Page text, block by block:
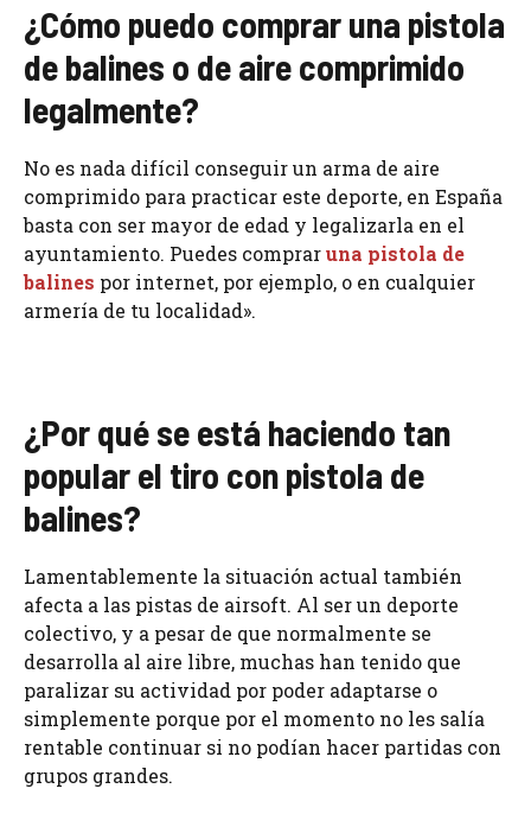
¿Cómo puedo comprar una pistola
de balines o de aire comprimido
legalmente?
No es nada difícil conseguir un arma de aire
comprimido para practicar este deporte, en España
basta con ser mayor de edad y legalizarla en el
ayuntamiento. Puedes compraruna pistola de
balines por internet, por ejemplo, o en cualquier
armería de tu localidad».
¿Por qué se está haciendo tan
popular el tiro con pistola de
balines?
Lamentablemente la situación actual también
afecta a las pistas de airsoft. Al ser un deporte
colectivo, y a pesar de que normalmente se
desarrolla al aire libre, muchas han tenido que
paralizar su actividad por poder adaptarse o
simplemente porque por el momento no les salía
rentable continuar si no podían hacer partidas con
grupos grandes.